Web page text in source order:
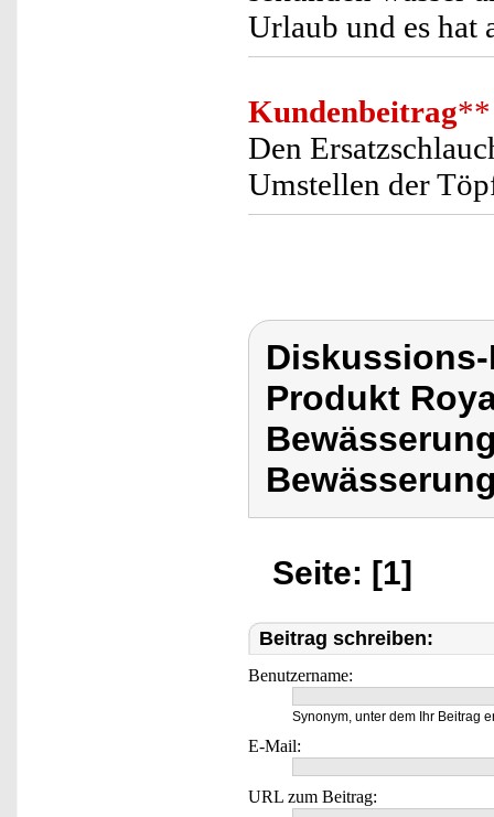
Urlaub und es hat
Kundenbeitrag**
Den
Umstellen der
Produkt
Seite: [1]
Beitrag schreiben:
Benutzername:
Synonym, unter dem Ihr Beitrag
E-Mail:
URL zum Beitrag: